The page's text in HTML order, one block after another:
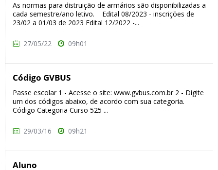
As normas para distruição de armários são disponibilizadas a
cada semestre/ano letivo. Edital 08/2023 - inscrições de
23/02 a 01/03 de 2023 Edital 12/2022 -...
27/05/22 09h01
Código GVBUS
Passe escolar 1 - Acesse o site: www.gvbus.com.br 2 - Digite
um dos códigos abaixo, de acordo com sua categoria.
Código Categoria Curso 525 ...
29/03/16 09h21
Aluno